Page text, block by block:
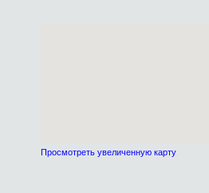
Просмотреть увеличенную карту